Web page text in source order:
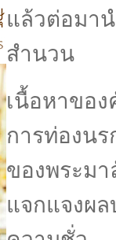
แล้วต่อมา
สำนวน
เนื้อหาขอ
การท่องน
ของพระมา
แจกแจงผ